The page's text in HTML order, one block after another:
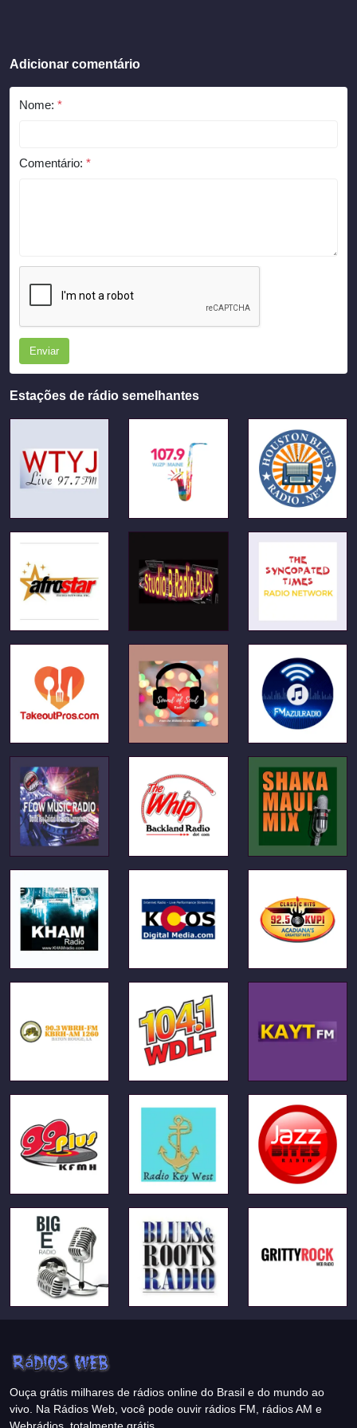
Adicionar comentário
Nome: *
Comentário: *
Enviar
Estações de rádio semelhantes
Ouça grátis milhares de rádios online do Brasil e do mundo ao
vivo. Na Rádios Web, você pode ouvir rádios FM, rádios AM e